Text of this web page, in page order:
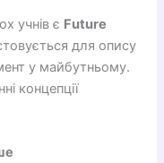
учнів є Future
для опису
у майбутньому.
концепції